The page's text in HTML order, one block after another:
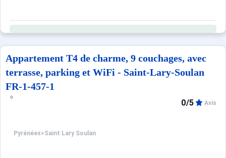
Possibilité de réserver le ménage de fin de séjour.
Location possible de linges de maison (draps,
Ce logement est diffusé par un professionnel. Sauf
Seuls les équipements mentionnés spécifiquement
Appartement T4 de charme, 9 couchages, avec
terrasse, parking et WiFi - Saint-Lary-Soulan
FR-1-457-1
Pyrénées>Saint Lary Soulan
0/5 Avis